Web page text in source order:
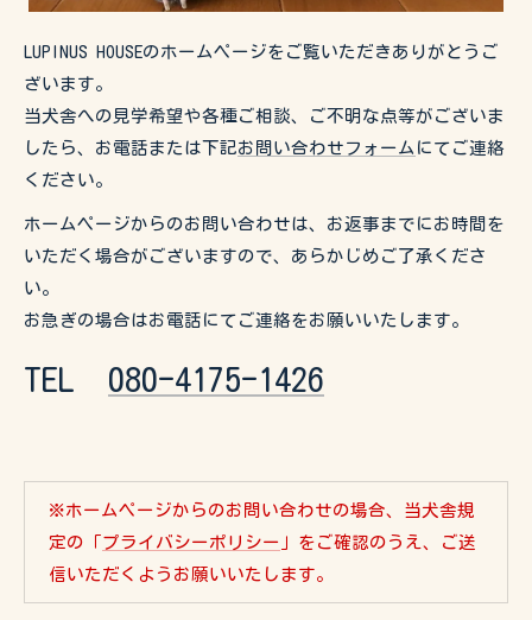
LUPINUS HOUSEのホームページをご覧いただきありがとうご
ざいます。
当犬舎への見学希望や各種ご相談、ご不明な点等がございま
したら、お電話または下記お問い合わせフォーム にてご連絡
ください。
ホームページからのお問い合わせは、お返事までにお時間を
いただく場合がございますので、あらかじめご了承くださ
い。
お急ぎの場合はお電話にてご連絡をお願いいたします。
TEL 080-4175-1426
※ホームページからのお問い合わせの場合、当犬舎規
定の「 プライバシーポリシー 」をご確認のうえ、ご送
信いただくようお願いいたします。